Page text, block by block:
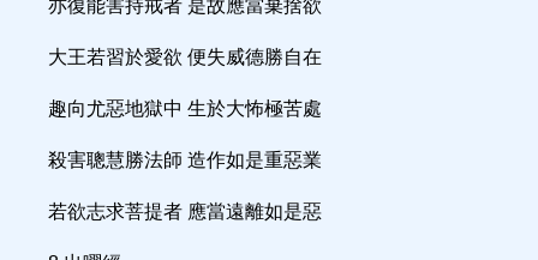
亦復能害持戒者 是故應當棄捨欲
大王若習於愛欲 便失威德勝自在
趣向尤惡地獄中 生於大怖極苦處
殺害聰慧勝法師 造作如是重惡業
若欲志求菩提者 應當遠離如是惡